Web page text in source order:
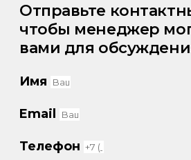
Отправьте
чтобы менеджер мог
вами для
Имя
Email
Телефон